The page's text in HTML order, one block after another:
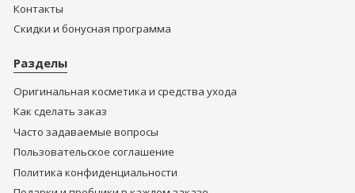
Контакты
Скидки и бонусная программа
Разделы
Оригинальная косметика и средства ухода
Как сделать заказ
Часто задаваемые вопросы
Пользовательское соглашение
Политика конфиденциальности